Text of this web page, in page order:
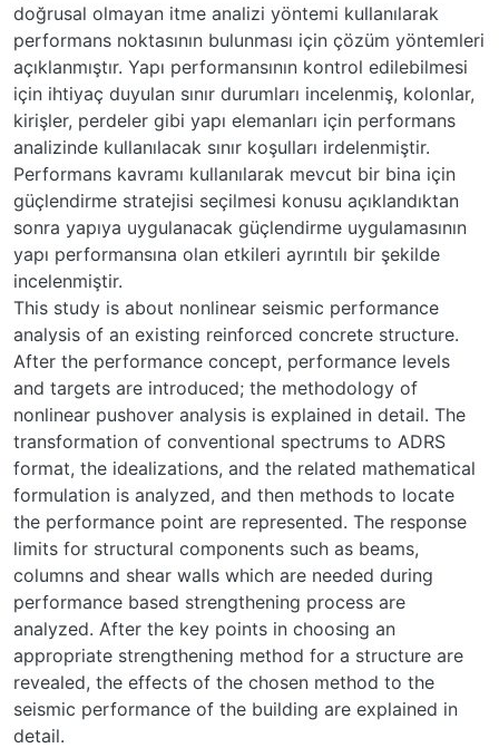
doğrusal olmayan itme analizi yöntemi kullanılarak
performans noktasının bulunması için çözüm yöntemleri
açıklanmıştır. Yapı performansının kontrol edilebilmesi
için ihtiyaç duyulan sınır durumları incelenmiş, kolonlar,
kirişler, perdeler gibi yapı elemanları için performans
analizinde kullanılacak sınır koşulları irdelenmiştir.
Performans kavramı kullanılarak mevcut bir bina için
güçlendirme stratejisi seçilmesi konusu açıklandıktan
sonra yapıya uygulanacak güçlendirme uygulamasının
yapı performansına olan etkileri ayrıntılı bir şekilde
incelenmiştir.
This study is about nonlinear seismic performance
analysis of an existing reinforced concrete structure.
After the performance concept, performance levels
and targets are introduced; the methodology of
nonlinear pushover analysis is explained in detail. The
transformation of conventional spectrums to ADRS
format, the idealizations, and the related mathematical
formulation is analyzed, and then methods to locate
the performance point are represented. The response
limits for structural components such as beams,
columns and shear walls which are needed during
performance based strengthening process are
analyzed. After the key points in choosing an
appropriate strengthening method for a structure are
revealed, the effects of the chosen method to the
seismic performance of the building are explained in
detail.